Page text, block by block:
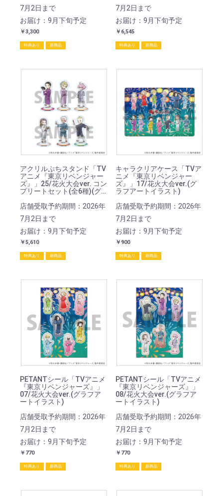
7月2日まで
お届け：9月下旬予定
￥3,300
特典あり 新商品
7月2日まで
お届け：9月下旬予定
￥6,545
特典あり 新商品
アクリルぷちスタンド「TV
アニメ『東京リベンジャー
ズ』」25/花火大会ver. コン
プリートセット(全6種)(グ
店舗受取予約期間：2026年
7月2日まで
お届け：9月下旬予定
￥5,610
特典あり 新商品
キャラクリアケース「TVア
ニメ『東京リベンジャー
ズ』」17/花火大会ver.(グ
ラフアートイラスト)
店舗受取予約期間：2026年
7月2日まで
お届け：9月下旬予定
￥900
特典あり 新商品
PETANTシール「TVアニメ
『東京リベンジャーズ』」
07/花火大会ver.(グラフア
ートイラスト)
店舗受取予約期間：2026年
7月2日まで
お届け：9月下旬予定
￥770
特典あり 新商品
PETANTシール「TVアニメ
『東京リベンジャーズ』」
08/花火大会ver.(グラフア
ートイラスト)
店舗受取予約期間：2026年
7月2日まで
お届け：9月下旬予定
￥770
特典あり 新商品